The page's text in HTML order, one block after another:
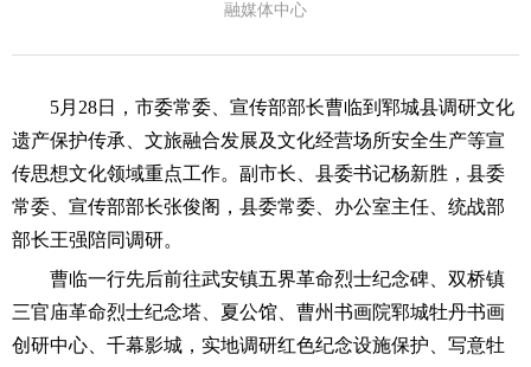
融媒体中心
5月28日，市委常委、宣传部部长曹临到郓城县调研文化
遗产保护传承、文旅融合发展及文化经营场所安全生产等宣
传思想文化领域重点工作。副市长、县委书记杨新胜，县委
常委、宣传部部长张俊阁，县委常委、办公室主任、统战部
部长王强陪同调研。
曹临一行先后前往武安镇五界革命烈士纪念碑、双桥镇
三官庙革命烈士纪念塔、夏公馆、曹州书画院郓城牡丹书画
创研中心、千幕影城，实地调研红色纪念设施保护、写意牡